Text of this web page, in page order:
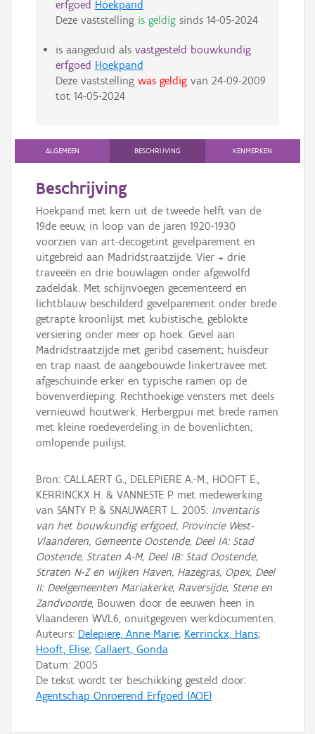
erfgoed Hoekpand
Deze vaststelling is geldigsinds 14-05-2024
is aangeduid als vastgesteld bouwkundig
erfgoed Hoekpand
Deze vaststelling was geldigvan 24-09-2009
tot 14-05-2024
ALGEMEEN BESCHRIJVING KENMERKEN
Beschrijving
Hoekpand met kern uit de tweede helft van de
19de eeuw, in loop van de jaren 1920-1930
voorzien van art-decogetint gevelparement en
uitgebreid aan Madridstraatzijde. Vier + drie
traveeën en drie bouwlagen onder afgewolfd
zadeldak. Met schijnvoegen gecementeerd en
lichtblauw beschilderd gevelparement onder brede
getrapte kroonlijst met kubistische, geblokte
versiering onder meer op hoek. Gevel aan
Madridstraatzijde met geribd casement; huisdeur
en trap naast de aangebouwde linkertravee met
afgeschuinde erker en typische ramen op de
bovenverdieping. Rechthoekige vensters met deels
vernieuwd houtwerk. Herbergpui met brede ramen
met kleine roedeverdeling in de bovenlichten;
omlopende puilijst.
Bron: CALLAERT G., DELEPIERE A.-M., HOOFT E.,
KERRINCKX H. & VANNESTE P. met medewerking
van SANTY P. & SNAUWAERT L. 2005: Inventaris
van het bouwkundig erfgoed, Provincie West-
Vlaanderen, Gemeente Oostende, Deel IA: Stad
Oostende, Straten A-M, Deel IB: Stad Oostende,
Straten N-Z en wijken Haven, Hazegras, Opex, Deel
II: Deelgemeenten Mariakerke, Raversijde, Stene en
Zandvoorde, Bouwen door de eeuwen heen in
Vlaanderen WVL6, onuitgegeven werkdocumenten.
Auteurs: Delepiere, Anne Marie; Kerrinckx, Hans;
Hooft, Elise; Callaert, Gonda
Datum: 2005
De tekst wordt ter beschikking gesteld door:
Agentschap Onroerend Erfgoed (AOE)